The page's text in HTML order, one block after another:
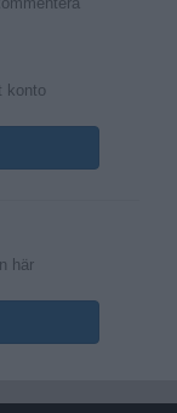
konto
här